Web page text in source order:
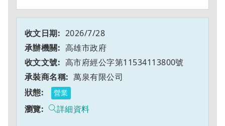
2026/7/28
高雄市政府
高市府經公字第11534113800號
萬泉有限公司
營業
詳細資料